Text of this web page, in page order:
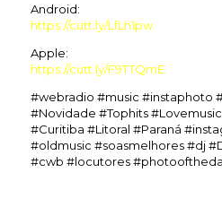
Android:
https://cutt.ly/LfLh1pw
Apple:
https://cutt.ly/F9TTQmE
#webradio #music #instaphoto
#Novidade #Tophits
#Curitiba #Litoral #Paraná
#oldmusic #soasmelhores #dj
#cwb #locutores